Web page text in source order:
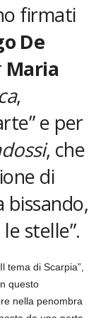
firmati
De
Maria
,
e per
, che
di
bissando,
stelle”.
tema di Scarpia”,
questo
nella penombra